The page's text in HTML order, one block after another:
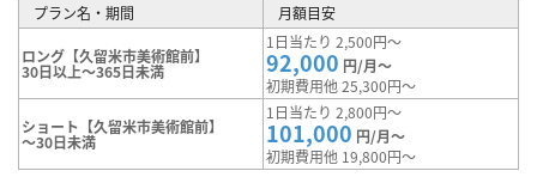
プラン名・期間 月額目安
ロング【久留米市美術館前】
30日以上～365日未満
1日当たり 2,500円～
92,000 円/月～
初期費用他 25,300円～
ショート【久留米市美術館前】
～30日未満
1日当たり 2,800円～
101,000 円/月～
初期費用他 19,800円～